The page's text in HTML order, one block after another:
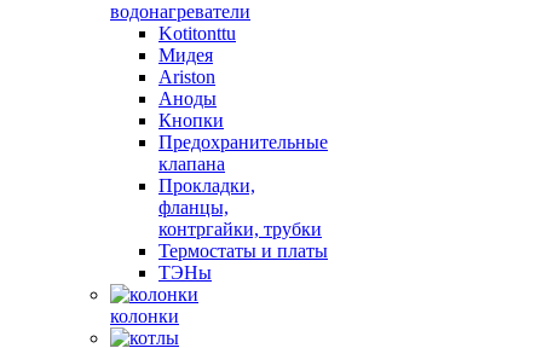
водонагреватели
Kotitonttu
Мидея
Ariston
Аноды
Кнопки
Предохранительные
клапана
Прокладки,
фланцы,
контргайки, трубки
Термостаты и платы
ТЭНы
колонки